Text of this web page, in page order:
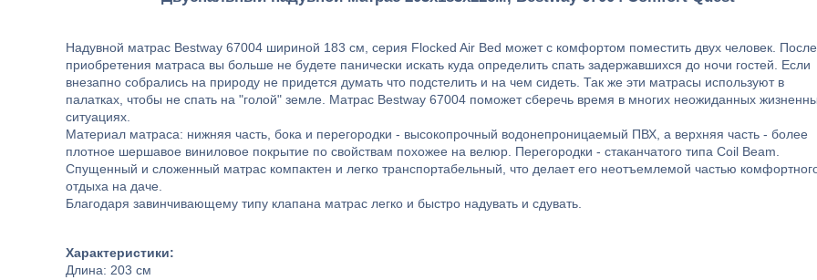
Надувной матрас Bestway 67004 шириной 183 см, серия Flocked Air Bed может с комфортом поместить двух человек. После
приобретения матраса вы больше не будете панически искать куда определить спать задержавшихся до ночи гостей. Если
внезапно собрались на природу не придется думать что подстелить и на чем сидеть. Так же эти матрасы используют в
палатках, чтобы не спать на "голой" земле. Матрас Bestway 67004 поможет сберечь время в многих неожиданных
ситуациях.
Материал матраса: нижняя часть, бока и перегородки - высокопрочный водонепроницаемый ПВХ, а верхняя часть - более
плотное шершавое виниловое покрытие по свойствам похожее на велюр. Перегородки - стаканчатого типа Coil Beam.
Спущенный и сложенный матрас компактен и легко транспортабельный, что делает его неотъемлемой частью
отдыха на даче.
Благодаря завинчивающему типу клапана матрас легко и быстро надувать и сдувать.
Характеристики:
Длина: 203 см